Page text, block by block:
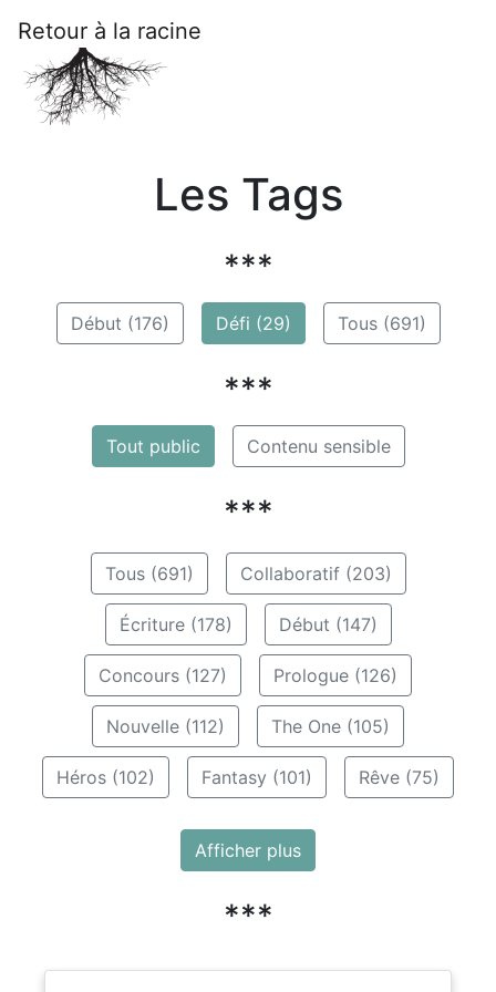
Retour à la racine
Les Tags
***
Début (176) Défi (29) Tous (691)
***
Tout public Contenu sensible
***
Tous (691) Collaboratif (203)
Écriture (178) Début (147)
Concours (127) Prologue (126)
Nouvelle (112) The One (105)
Héros (102) Fantasy (101) Rêve (75)
Afficher plus
***